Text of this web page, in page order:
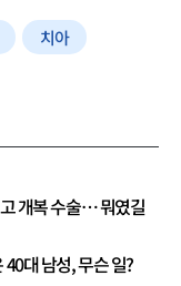
치아
개복 수술… 뭐였길
대 남성, 무슨 일?